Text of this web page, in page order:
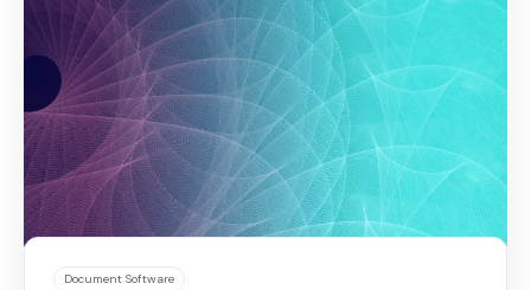
Document Software